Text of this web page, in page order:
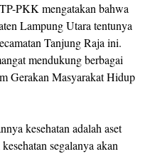
PKK mengatakan bahwa
Lampung Utara tentunya
Tanjung Raja ini.
mendukung berbagai
Gerakan Masyarakat Hidup
kesehatan adalah aset
segalanya akan